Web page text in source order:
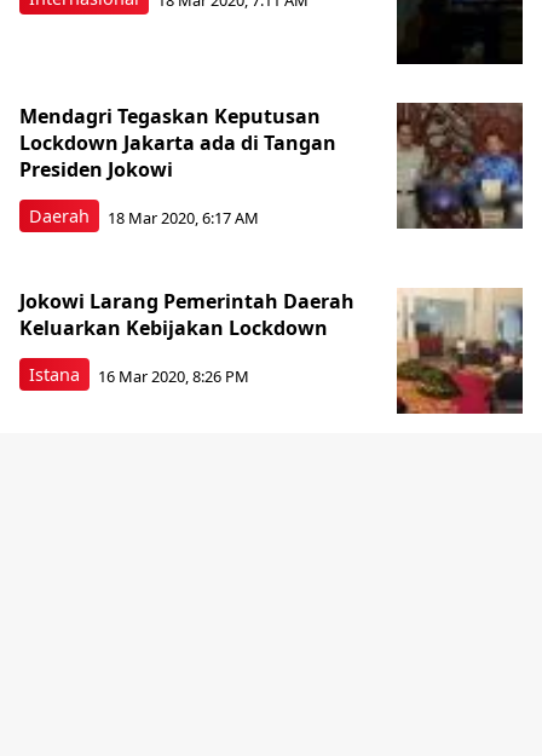
Daerah
Mendagri Tegaskan Keputusan
Lockdown Jakarta ada di Tangan
Presiden Jokowi
18 Mar 2020, 6:17 AM
Istana
Jokowi Larang Pemerintah Daerah
Keluarkan Kebijakan Lockdown
16 Mar 2020, 8:26 PM